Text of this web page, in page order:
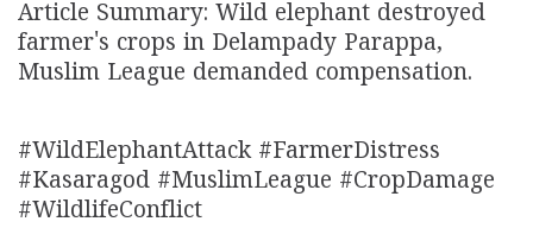
Article Summary: Wild elephant destroyed
farmer's crops in Delampady Parappa,
Muslim League demanded compensation.
#WildElephantAttack #FarmerDistress
#Kasaragod #MuslimLeague #CropDamage
#WildlifeConflict